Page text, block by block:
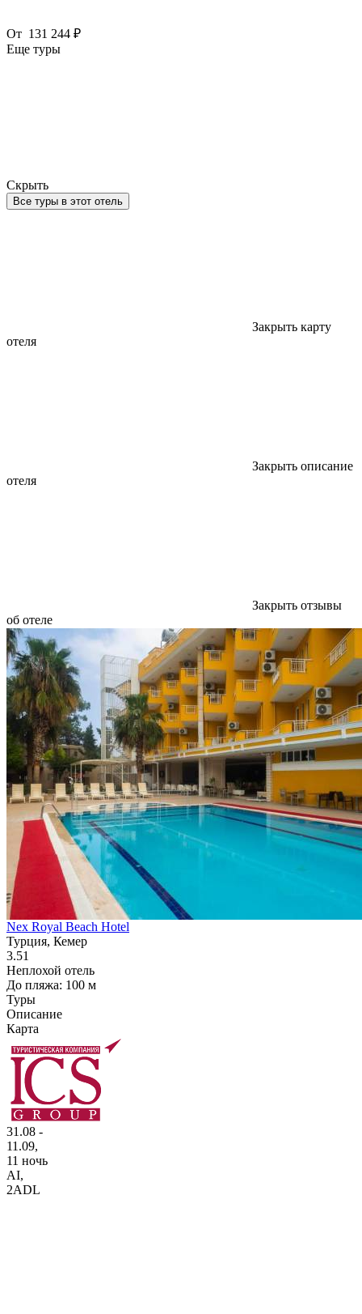
От 131 244 ₽
Еще туры
Скрыть
Все туры в этот отель
Закрыть карту
отеля
Закрыть описание
отеля
Закрыть отзывы
об отеле
Nex Royal Beach Hotel
Турция, Кемер
3.51
Неплохой отель
До пляжа: 100 м
Туры
Описание
Карта
31.08 -
11.09,
11 ночь
AI,
2ADL